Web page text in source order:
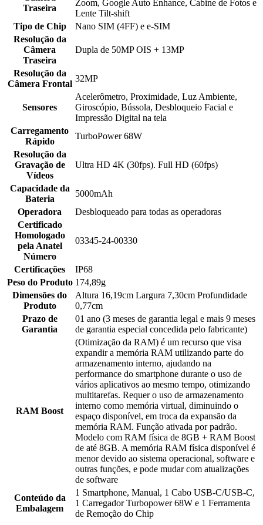
Traseira
Zoom, Google Auto Enhance, Cabine de Fotos e
Lente Tilt-shift
Tipo de Chip
Nano SIM (4FF) e e-SIM
Resolução da
Câmera
Traseira
Dupla de 50MP OIS + 13MP
Resolução da
Câmera Frontal
32MP
Sensores
Acelerômetro, Proximidade, Luz Ambiente,
Giroscópio, Bússola, Desbloqueio Facial e
Impressão Digital na tela
Carregamento
Rápido
TurboPower 68W
Resolução da
Gravação de
Vídeos
Ultra HD 4K (30fps). Full HD (60fps)
Capacidade da
Bateria
5000mAh
Operadora
Desbloqueado para todas as operadoras
Certificado
Homologado
pela Anatel
Número
03345-24-00330
Certificações
IP68
Peso do Produto 174,89g
Dimensões do
Produto
Altura 16,19cm Largura 7,30cm Profundidade
0,77cm
Prazo de
Garantia
01 ano (3 meses de garantia legal e mais 9 meses
de garantia especial concedida pelo fabricante)
RAM Boost
(Otimização da RAM) é um recurso que visa
expandir a memória RAM utilizando parte do
armazenamento interno, ajudando na
performance do smartphone durante o uso de
vários aplicativos ao mesmo tempo, otimizando
multitarefas. Requer o uso de armazenamento
interno como memória virtual, diminuindo o
espaço disponível, em troca da expansão da
memória RAM. Função ativada por padrão.
Modelo com RAM física de 8GB + RAM Boost
de até 8GB. A memória RAM física disponível é
menor devido ao sistema operacional, software e
outras funções, e pode mudar com atualizações
de software
Conteúdo da
Embalagem
1 Smartphone, Manual, 1 Cabo USB-C/USB-C,
1 Carregador Turbopower 68W e 1 Ferramenta
de Remoção do Chip